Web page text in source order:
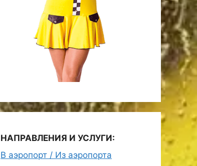
НАПРАВЛЕНИЯ И УСЛУГИ:
В аэропорт / Из аэропорта